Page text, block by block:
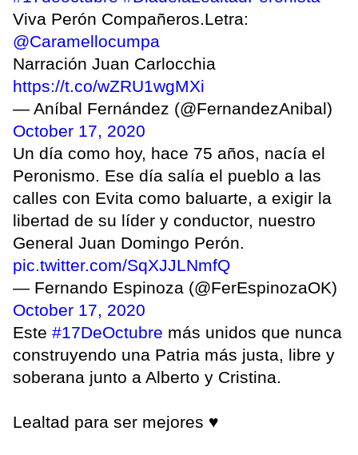
Viva Perón Compañeros.Letra:
@Caramellocumpa
Narración Juan Carlocchia
https://t.co/wZRU1wgMXi
— Aníbal Fernández (@FernandezAnibal)
October 17, 2020
Un día como hoy, hace 75 años, nacía el
Peronismo. Ese día salía el pueblo a las
calles con Evita como baluarte, a exigir la
libertad de su líder y conductor, nuestro
General Juan Domingo Perón.
pic.twitter.com/SqXJJLNmfQ
— Fernando Espinoza (@FerEspinozaOK)
October 17, 2020
Este #17DeOctubre más unidos que nunca
construyendo una Patria más justa, libre y
soberana junto a Alberto y Cristina.
Lealtad para ser mejores ♥️